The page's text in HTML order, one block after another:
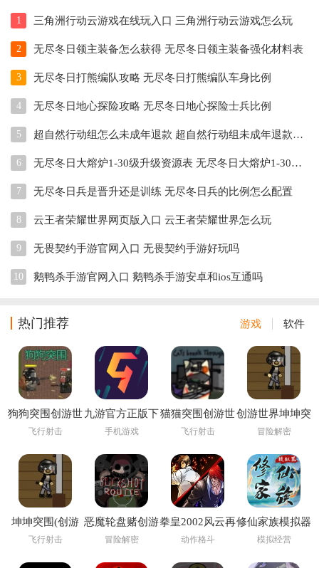
1 三角洲行动云游戏在线玩入口 三角洲行动云游戏怎么玩
2 无尽冬日领主装备怎么获得 无尽冬日领主装备强化材料表
3 无尽冬日打熊编队攻略 无尽冬日打熊编队车身比例
4 无尽冬日地心探险攻略 无尽冬日地心探险士兵比例
5 超自然行动组怎么未成年退款 超自然行动组未成年退款教程
6 无尽冬日大熔炉1-30级升级资源表 无尽冬日大熔炉1-30级升级前置条件
7 无尽冬日兵是晋升还是训练 无尽冬日兵的比例怎么配置
8 云王者荣耀世界网页版入口 云王者荣耀世界怎么玩
9 无畏契约手游官网入口 无畏契约手游好玩吗
10 鹅鸭杀手游官网入口 鹅鸭杀手游安卓和ios互通吗
热门推荐 游戏 软件
狗狗突围创游世
界
飞行射击
九游官方正版下
载
手机游戏
猫猫突围创游世
界
飞行射击
创游世界坤坤突
围小游戏
冒险解密
坤坤突围(创游
世界)
飞行射击
恶魔轮盘赌创游
版(创游世界)
冒险解密
拳皇2002风云再
起
动作格斗
修仙家族模拟器
6.2
模拟经营